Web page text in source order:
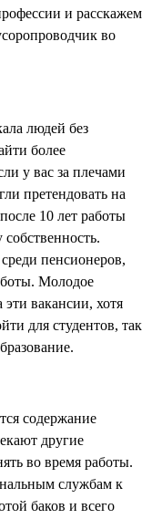
и расскажем
во
людей без
более
у вас за плечами
претендовать на
10 лет работы
пенсионеров,
Молодое
вакансии, хотя
для студентов, так
содержание
другие
во время работы.
службам к
баков и всего